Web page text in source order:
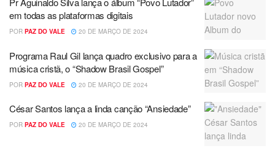
em todas as plataformas digitais
POR PAZ DO VALE 20 DE MARÇO DE 2024
Programa Raul Gil lança quadro exclusivo para a
música cristã, o “Shadow Brasil Gospel”
POR PAZ DO VALE 20 DE MARÇO DE 2024
César Santos lança a linda canção “Ansiedade”
POR PAZ DO VALE 20 DE MARÇO DE 2024